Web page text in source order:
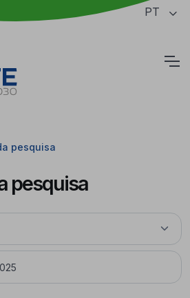
da página PT
pesquisa
pesquisa